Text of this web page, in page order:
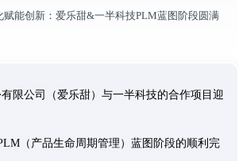
赋能创新：爱乐甜&一半科技PLM蓝图阶段圆满
限公司（爱乐甜）与一半科技的合作项目迎
（产品生命周期管理）蓝图阶段的顺利完